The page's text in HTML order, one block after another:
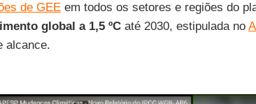
de GEEem todos os setores e regiões do
global a 1,5 ºCaté 2030, estipulada no
alcance.